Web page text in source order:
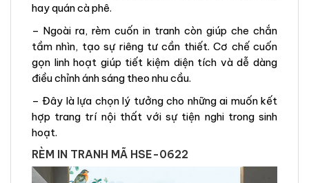
hay quán cà phê.
– Ngoài ra, rèm cuốn in tranh còn giúp che chắn
tầm nhìn, tạo sự riêng tư cần thiết. Cơ chế cuốn
gọn linh hoạt giúp tiết kiệm diện tích và dễ dàng
điều chỉnh ánh sáng theo nhu cầu.
– Đây là lựa chọn lý tưởng cho những ai muốn kết
hợp trang trí nội thất với sự tiện nghi trong sinh
hoạt.
RÈM IN TRANH MÃ HSE-0622